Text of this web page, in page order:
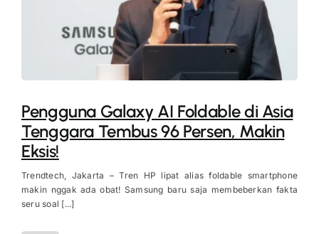
Pengguna Galaxy AI Foldable di Asia
Tenggara Tembus 96 Persen, Makin
Eksis!
Trendtech, Jakarta – Tren HP lipat alias foldable smartphone
makin nggak ada obat! Samsung baru saja membeberkan fakta
seru soal [...]